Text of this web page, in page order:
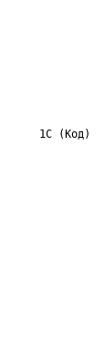
1С (Код)